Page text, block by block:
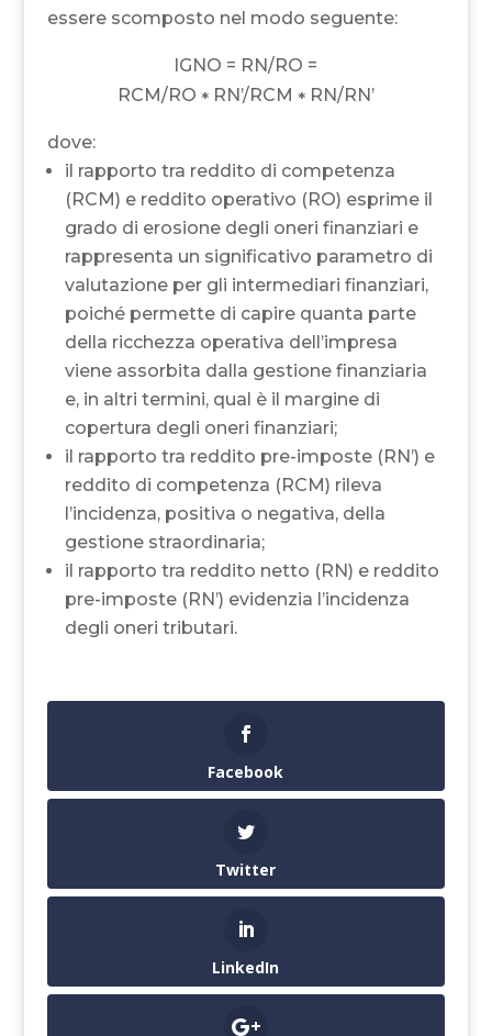
essere scomposto nel modo seguente:
IGNO = RN/RO =
RCM/RO *RN’/RCM *RN/RN’
dove:
il rapporto tra reddito di competenza
(RCM) e reddito operativo (RO) esprime il
grado di erosione degli oneri finanziari e
rappresenta un significativo parametro di
valutazione per gli intermediari finanziari,
poiché permette di capire quanta parte
della ricchezza operativa dell’impresa
viene assorbita dalla gestione finanziaria
e, in altri termini, qual è il margine di
copertura degli oneri finanziari;
il rapporto tra reddito pre-imposte (RN’) e
reddito di competenza (RCM) rileva
l’incidenza, positiva o negativa, della
gestione straordinaria;
il rapporto tra reddito netto (RN) e reddito
pre-imposte (RN’) evidenzia l’incidenza
degli oneri tributari.
Facebook
Twitter
LinkedIn